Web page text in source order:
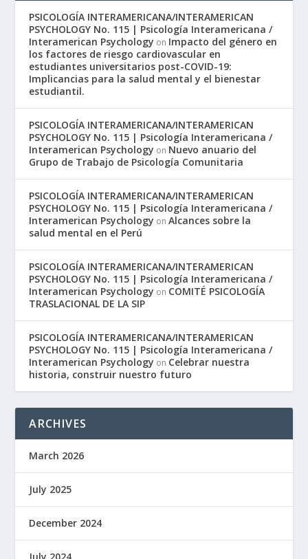
PSICOLOGÍA INTERAMERICANA/INTERAMERICAN
PSYCHOLOGY No. 115 | Psicología Interamericana /
Interamerican Psychology on Impacto del género en
los factores de riesgo cardiovascular en
estudiantes universitarios post-COVID-19:
Implicancias para la salud mental y el bienestar
estudiantil.
PSICOLOGÍA INTERAMERICANA/INTERAMERICAN
PSYCHOLOGY No. 115 | Psicología Interamericana /
Interamerican Psychology on Nuevo anuario del
Grupo de Trabajo de Psicología Comunitaria
PSICOLOGÍA INTERAMERICANA/INTERAMERICAN
PSYCHOLOGY No. 115 | Psicología Interamericana /
Interamerican Psychology onAlcances sobre la
salud mental en el Perú
PSICOLOGÍA INTERAMERICANA/INTERAMERICAN
PSYCHOLOGY No. 115 | Psicología Interamericana /
Interamerican Psychology on COMITÉ PSICOLOGÍA
TRASLACIONAL DE LA SIP
PSICOLOGÍA INTERAMERICANA/INTERAMERICAN
PSYCHOLOGY No. 115 | Psicología Interamericana /
Interamerican Psychology on Celebrar nuestra
historia, construir nuestro futuro
ARCHIVES
March 2026
July 2025
December 2024